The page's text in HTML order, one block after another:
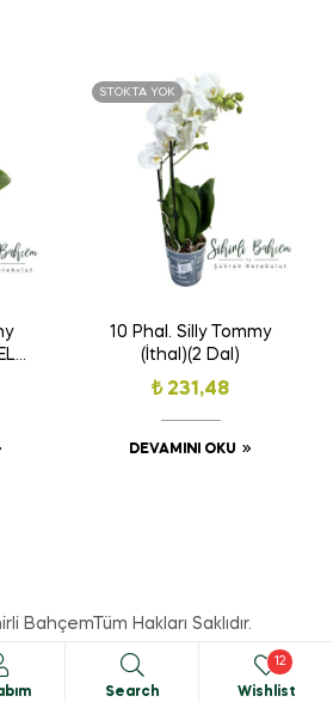
STOKTA YOK
10 Phal. Silly Tommy
(İthal)(2 Dal)
₺231,48
DEVAMINI OKU
BahçemTüm Hakları Saklıdır.
Search Wishlist
12